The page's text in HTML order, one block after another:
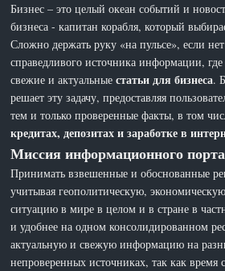
Бизнес – это целый океан событий и
бизнеса - капитан корабля, который
Сложно держать руку «на пульсе», если
справедливого источника информации,
свежие и актуальныестатьи для бизнеса.
решает эту задачу, предоставляя
тем и только проверенные факты, в том
кредитах, депозитах и заработке в
Миссия информационного
Принимать взвешенные и обоснованные
учитывая геополитическую,
ситуацию в мире в целом и в стране в
и удобнее на одном консолидированном
актуальную и свежую информацию на
непроверенных источниках, так как время